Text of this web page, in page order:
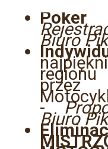
Biuro
-
Biuro